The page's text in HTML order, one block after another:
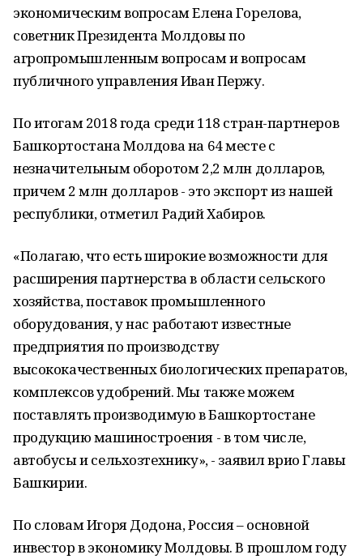
экономическим вопросам Елена Горелова,
советник Президента Молдовы по
агропромышленным вопросам и вопросам
публичного управления Иван Пержу.
По итогам 2018 года среди 118 стран-партнеров
Башкортостана Молдова на 64 месте с
незначительным оборотом 2,2 млн долларов,
причем 2 млн долларов - это экспорт из нашей
республики, отметил Радий Хабиров.
«Полагаю, что есть широкие возможности для
расширения партнерства в области сельского
хозяйства, поставок промышленного
оборудования, у нас работают известные
предприятия по производству
высококачественных биологических препаратов,
комплексов удобрений. Мы также можем
поставлять производимую в Башкортостане
продукцию машиностроения - в том числе,
автобусы и сельхозтехнику», - заявил врио Главы
Башкирии.
По словам Игоря Додона, Россия – основной
инвестор в экономику Молдовы. В прошлом году